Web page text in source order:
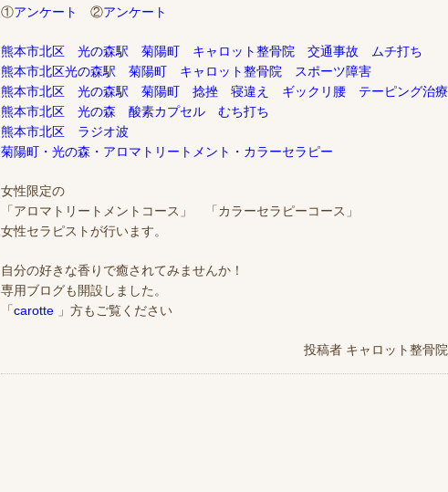
①アンケート ②アンケート
熊本市北区 光の森駅 菊陽町 キャロット整骨院 交通事故 ムチ打ち
熊本市北区光の森駅 菊陽町 キャロット整骨院 スポーツ障害
熊本市北区 光の森駅 菊陽町 捻挫 寝違え ギックリ腰 テーピング治療
熊本市北区 光の森 酸素カプセル むち打ち
熊本市北区 ラジオ波
菊陽町・光の森・アロマトリートメント・カラーセラピー
女性限定の
「アロマトリートメントコース」 「カラーセラピーコース」
女性セラピストが行います。
自分の好きな香りで癒されてみませんか！
専用ブログも開設しました。
「carotte 」方もご覧ください
投稿者 キャロット整骨院